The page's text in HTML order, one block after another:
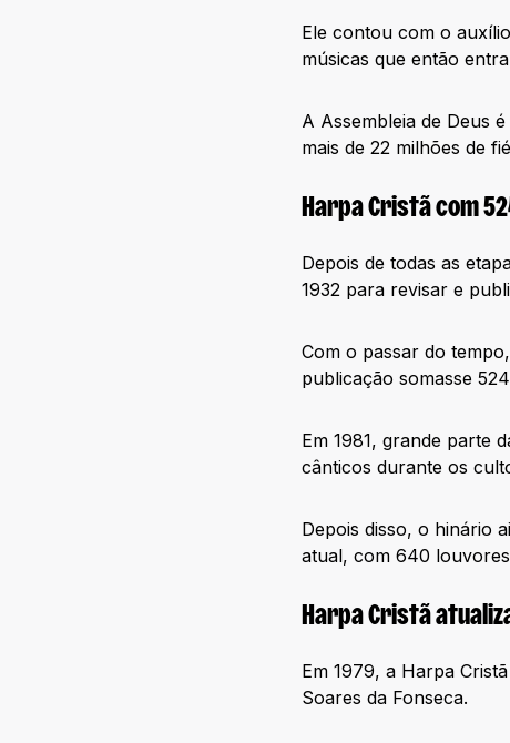
Ele contou com o
músicas que então
A Assembleia de Deus
mais de 22 milhões de
Harpa Cristã com
Depois de todas as
1932 para revisar e
Com o passar do
publicação somasse
Em 1981, grande parte
cânticos durante os
Depois disso, o hinário
atual, com 640
Harpa Cristã
Em 1979, a Harpa
Soares da Fonseca.